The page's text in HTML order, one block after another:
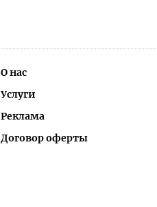
О нас
Услуги
Реклама
Договор оферты